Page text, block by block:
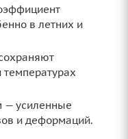
в летних и
температурах
— усиленные
и деформаций.